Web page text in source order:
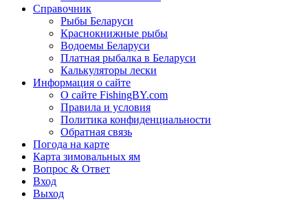
Справочник
Рыбы Беларуси
Краснокнижные рыбы
Водоемы Беларуси
Платная рыбалка в Беларуси
Калькуляторы лески
Информация о сайте
О сайте FishingBY.com
Правила и условия
Политика конфиденциальности
Обратная связь
Погода на карте
Карта зимовальных ям
Вопрос & Ответ
Вход
Выход